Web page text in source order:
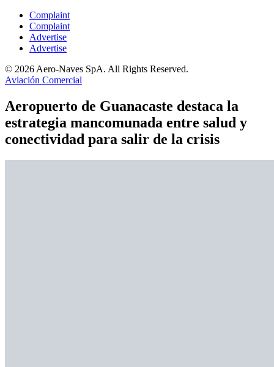
Complaint
Complaint
Advertise
Advertise
© 2026 Aero-Naves SpA. All Rights Reserved.
Aviación Comercial
Aeropuerto de Guanacaste destaca la
estrategia mancomunada entre salud y
conectividad para salir de la crisis